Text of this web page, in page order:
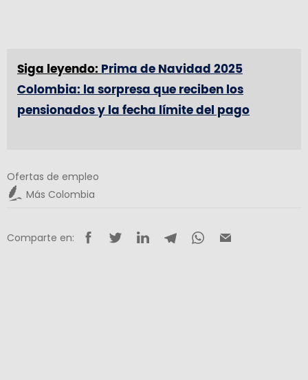
Siga leyendo: Prima de Navidad 2025
Colombia: la sorpresa que reciben los
pensionados y la fecha límite del pago
Ofertas de empleo
Más Colombia
Comparte en: